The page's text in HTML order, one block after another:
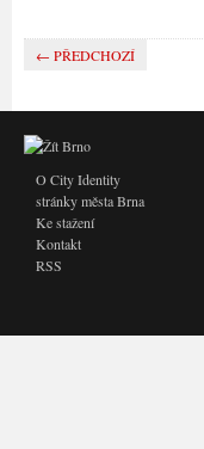
← PŘEDCHOZÍ
O City Identity
stránky města Brna
Ke stažení
Kontakt
RSS